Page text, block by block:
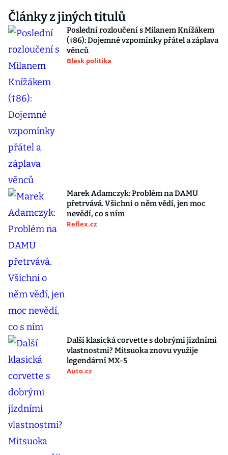
Články z jiných titulů
Poslední rozloučení s Milanem Knížákem
(†86): Dojemné vzpomínky přátel a záplava
věnců
Blesk politika
Marek Adamczyk: Problém na DAMU
přetrvává. Všichni o něm vědí, jen moc
nevědí, co s ním
Reflex.cz
Další klasická corvette s dobrými jízdními
vlastnostmi? Mitsuoka znovu využije
legendární MX-5
Auto.cz